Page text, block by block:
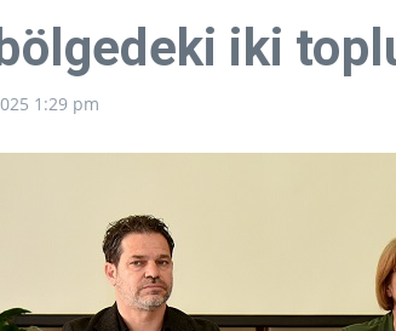
bölgedeki iki
1:29 pm